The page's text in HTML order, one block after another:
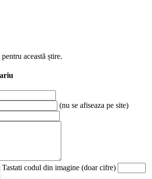
această știre.
(nu se afiseaza pe site)
Tastati codul din imagine (doar cifre)